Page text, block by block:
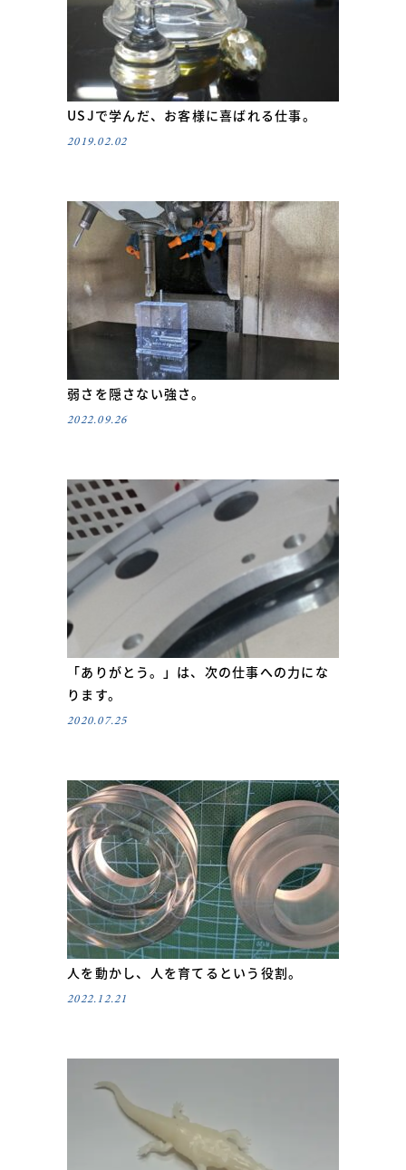
USJで学んだ、お客様に喜ばれる仕事。
2019.02.02
弱さを隠さない強さ。
2022.09.26
「ありがとう。」は、次の仕事への力にな
ります。
2020.07.25
人を動かし、人を育てるという役割。
2022.12.21